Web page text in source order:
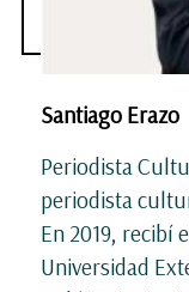
Santiago Erazo
Periodista
periodista
En 2019, recibí
Universidad